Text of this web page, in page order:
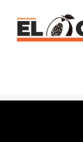
contenido